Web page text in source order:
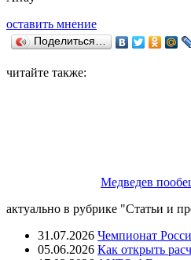
оставить мнение
Поделиться…
читайте также:
Медведев
актуально в рубрике "Статьи и
31.07.2026 Чемпионат
05.06.2026 Как открыть